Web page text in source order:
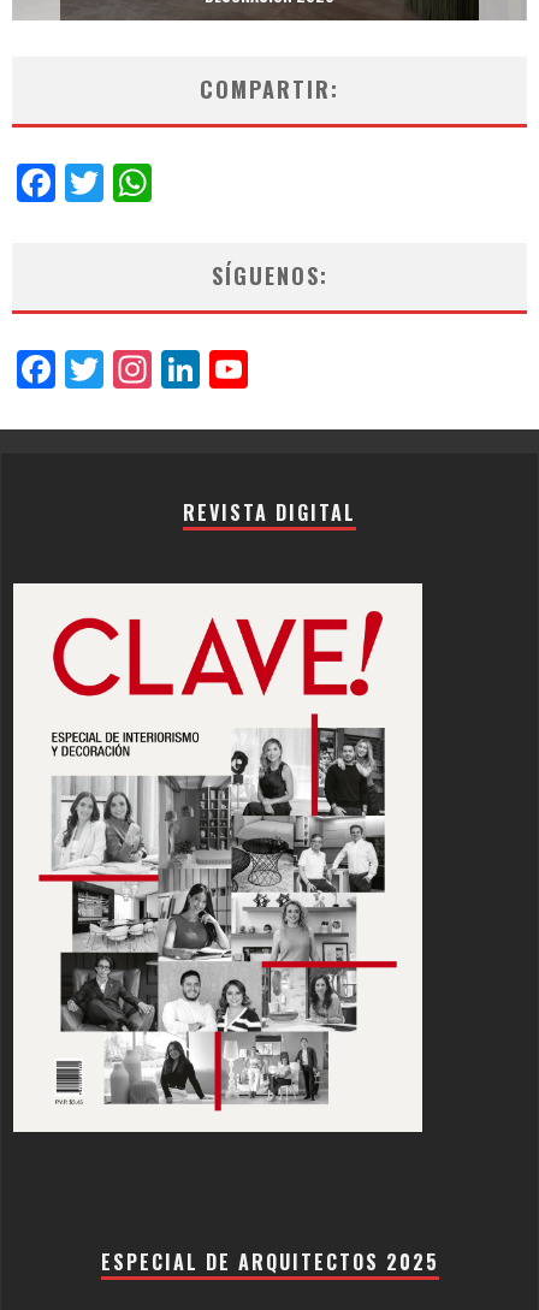
COMPARTIR:
Facebook
Twitter
SÍGUENOS:
Facebook
Twitter
Instagram
LinkedIn
REVISTA DIGITAL
ESPECIAL DE ARQUITECTOS 2025